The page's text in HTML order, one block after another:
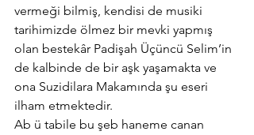
vermeği bilmiş, kendisi de musiki
tarihimizde ölmez bir mevki yapmış
olan bestekâr Padişah Üçüncü Selim’in
de kalbinde de bir aşk yaşamakta ve
ona Suzidilara Makamında şu eseri
ilham etmektedir.
Ab ü tabile bu şeb haneme canan